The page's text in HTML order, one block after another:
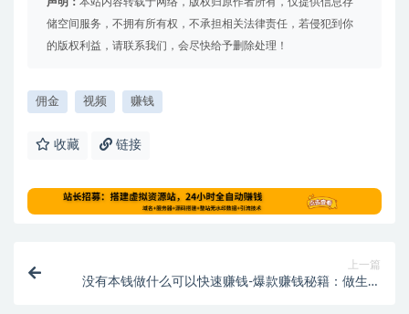
储空间服务，不拥有所有权，不承担相关法律责任，若侵犯到你
的版权利益，请联系我们，会尽快给予删除处理！
佣金 视频 赚钱
收藏 链接
上一篇
没有本钱做什么可以快速赚钱-爆款赚钱秘籍：做生意